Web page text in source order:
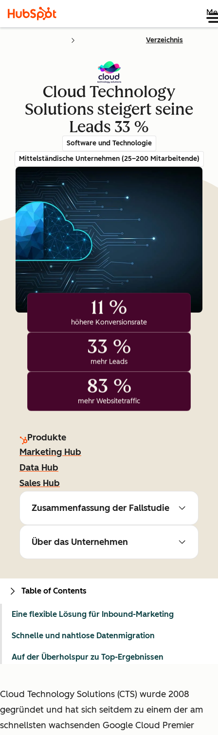
Verzeichnis
Cloud Technology
Solutions steigert seine
Leads 33 %
Software und Technologie
Mittelständische Unternehmen (25–200 Mitarbeitende)
11 %
höhere Konversionsrate
33 %
mehr Leads
83 %
mehr Websitetraffic
Produkte
Marketing Hub
Data Hub
Sales Hub
Zusammenfassung der Fallstudie
Über das Unternehmen
Cloud Technology Solutions (CTS) wurde 2008
gegründet und hat sich seitdem zu einem der am
schnellsten wachsenden Google Cloud Premier
Table of Contents
Eine flexible Lösung für Inbound-Marketing
Schnelle und nahtlose Datenmigration
Auf der Überholspur zu Top-Ergebnissen